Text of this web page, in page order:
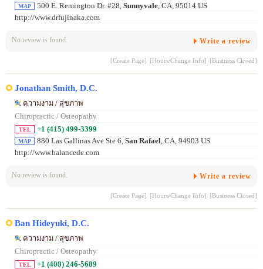
MAP 500 E. Remington Dr. #28, Sunnyvale, CA, 95014 US
http://www.drfujinaka.com
No review is found. Write a review
[Create Page] [Hours/Change Info] [Business Closed]
Jonathan Smith, D.C.
ความงาม / สุขภาพ
Chiropractic / Osteopathy
TEL +1 (415) 499-3399
MAP 880 Las Gallinas Ave Ste 6, San Rafael, CA, 94903 US
http://www.balancedc.com
No review is found. Write a review
[Create Page] [Hours/Change Info] [Business Closed]
Ban Hideyuki, D.C.
ความงาม / สุขภาพ
Chiropractic / Osteopathy
TEL +1 (408) 246-5689